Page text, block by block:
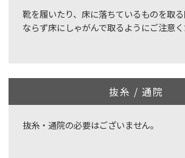
靴を履いたり、床に落ちているものを取
ならず床にしゃがんで取るようにご注意く
抜糸 / 通院
抜糸・通院の必要はございません。